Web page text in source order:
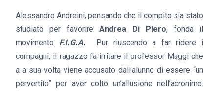
Alessandro Andreini, pensando che il compito sia stato
studiato per favorire Andrea Di Piero, fonda il
movimento F.I.G.A.
Pur riuscendo a far ridere i
compagni, il ragazzo fa irritare il professor Maggi che
a a sua volta viene accusato dall’alunno di essere “un
pervertito” per aver colto un’allusione nell’acronimo.